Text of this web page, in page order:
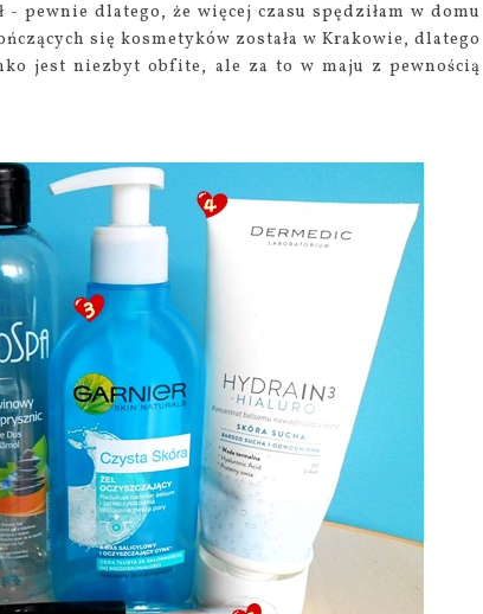
pewnie dlatego, że więcej czasu spędziłam w domu
się kosmetyków została w Krakowie, dlatego
jest niezbyt obfite, ale za to w maju z pewnością